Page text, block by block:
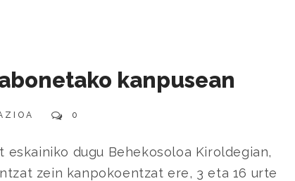
kanpusean
0
dugu Behekosoloa Kiroldegian,
zein kanpokoentzat ere, 3 eta 16 urte